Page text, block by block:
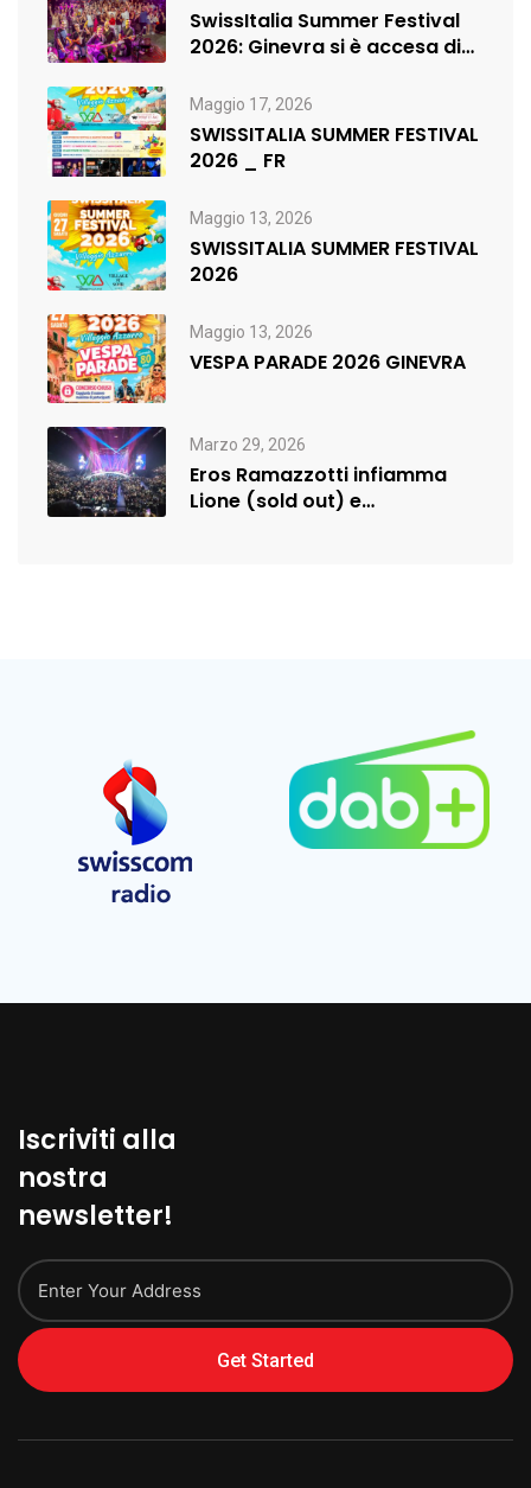
SwissItalia Summer Festival
2026: Ginevra si è accesa di
Maggio 17, 2026
SWISSITALIA SUMMER FESTIVAL
2026 _ FR
Maggio 13, 2026
SWISSITALIA SUMMER FESTIVAL
2026
Maggio 13, 2026
VESPA PARADE 2026 GINEVRA
Marzo 29, 2026
Eros Ramazzotti infiamma
Lione (sold out) e
Iscriviti alla
nostra
newsletter!
Get Started